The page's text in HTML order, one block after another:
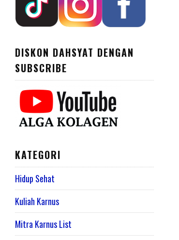
DISKON DAHSYAT DENGAN
SUBSCRIBE
KATEGORI
Hidup Sehat
Kuliah Karnus
Mitra Karnus List